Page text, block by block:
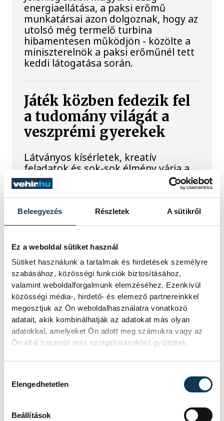
Beleegyezés Részletek A sütikről
Ez a weboldal sütiket használ
Sütiket használunk a tartalmak és hirdetések személyre
szabásához, közösségi funkciók biztosításához,
valamint weboldalforgalmunk elemzéséhez. Ezenkívül
közösségi média-, hirdető- és elemező partnereinkkel
megosztjuk az Ön weboldalhasználatra vonatkozó
adatait, akik kombinálhatják az adatokat más olyan
adatokkal, amelyeket Ön adott meg számukra vagy az
Ön által használt más szolgáltatásokból gyűjtöttek.
Elengedhetetlen
Beállítások
energiaellátása, a paksi erőmű
munkatársai azon dolgoznak, hogy az
utolsó még termelő turbina
hibamentesen működjön - közölte a
miniszterelnök a paksi erőműnél tett
keddi látogatása során.
Játék közben fedezik fel
a tudomány világát a
veszprémi gyerekek
Látványos kísérletek, kreatív
feladatok és sok-sok élmény várja a
gyerekeket a veszprémi Tinker
Labsben. Videónkban Balassa
Marietta, a központ vezetője mutatja
be, hogyan teszik izgalmassá a
természettudományok
Augusztus 12-én
napfogyatkozás és
csillaghullás is vár ránk
Az év legsűrűbb csillagászati napján,
augusztus 12-én éjjel tetőzik majd a
Perseidák hullócsillagraj, de
ugyanezen a napon részleges
figyelni.